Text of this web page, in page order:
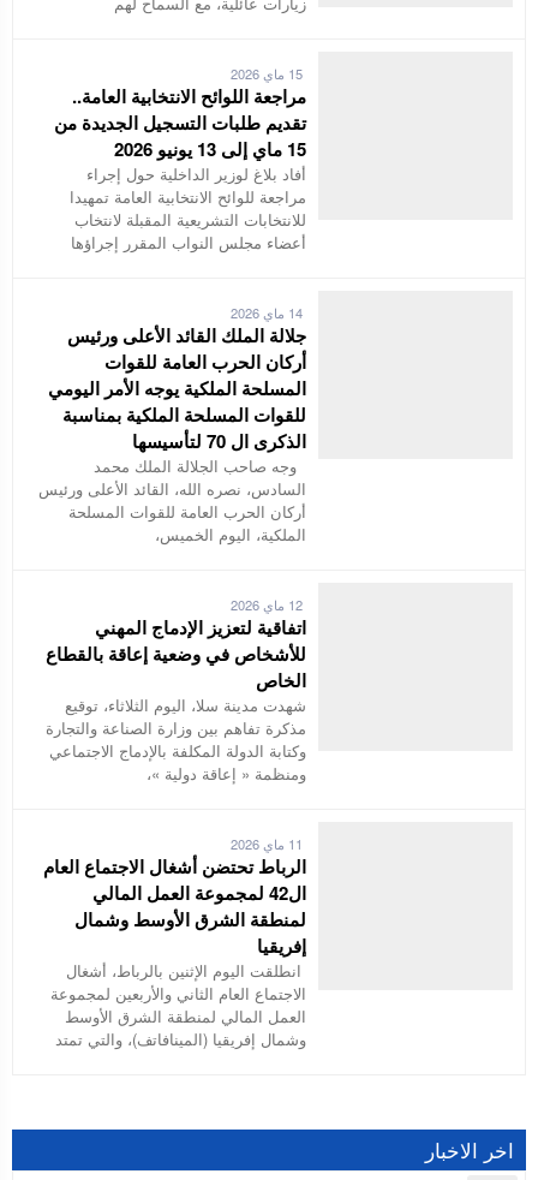
15 ماي 2026
مراجعة اللوائح الانتخابية العامة..
تقديم طلبات التسجيل الجديدة من
15 ماي إلى 13 يونيو 2026
أفاد بلاغ لوزير الداخلية حول إجراء
مراجعة للوائح الانتخابية العامة تمهيدا
للانتخابات التشريعية المقبلة لانتخاب
أعضاء مجلس النواب المقرر إجراؤها
14 ماي 2026
جلالة الملك القائد الأعلى ورئيس
أركان الحرب العامة للقوات
المسلحة الملكية يوجه الأمر اليومي
للقوات المسلحة الملكية بمناسبة
الذكرى ال 70 لتأسيسها
وجه صاحب الجلالة الملك محمد
السادس، نصره الله، القائد الأعلى ورئيس
أركان الحرب العامة للقوات المسلحة
الملكية، اليوم الخميس،
12 ماي 2026
اتفاقية لتعزيز الإدماج المهني
للأشخاص في وضعية إعاقة بالقطاع
الخاص
شهدت مدينة سلا، اليوم الثلاثاء، توقيع
مذكرة تفاهم بين وزارة الصناعة والتجارة
وكتابة الدولة المكلفة بالإدماج الاجتماعي
ومنظمة « إعاقة دولية »،
الرباط تحتضن أشغال الاجتماع العام
ال42 لمجموعة العمل المالي
لمنطقة الشرق الأوسط وشمال
إفريقيا
انطلقت اليوم الإثنين بالرباط، أشغال
الاجتماع العام الثاني والأربعين لمجموعة
العمل المالي لمنطقة الشرق الأوسط
وشمال إفريقيا (المينافاتف)، والتي تمتد
اخر الاخبار